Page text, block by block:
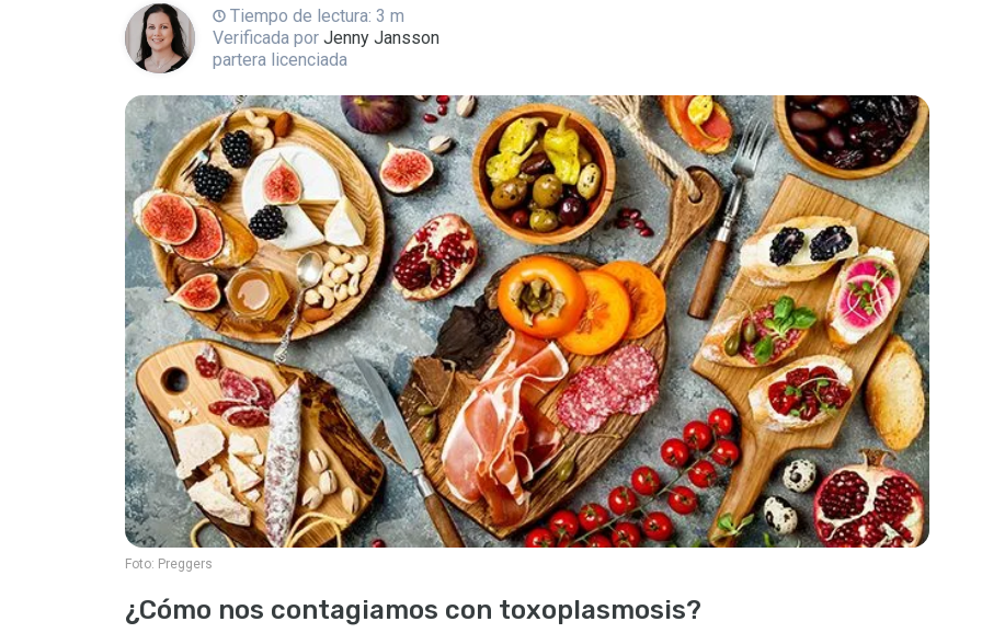
Tiempo de lectura: 3 m
Verificada por Jenny Jansson
partera licenciada
Foto: Preggers
¿Cómo nos contagiamos con toxoplasmosis?